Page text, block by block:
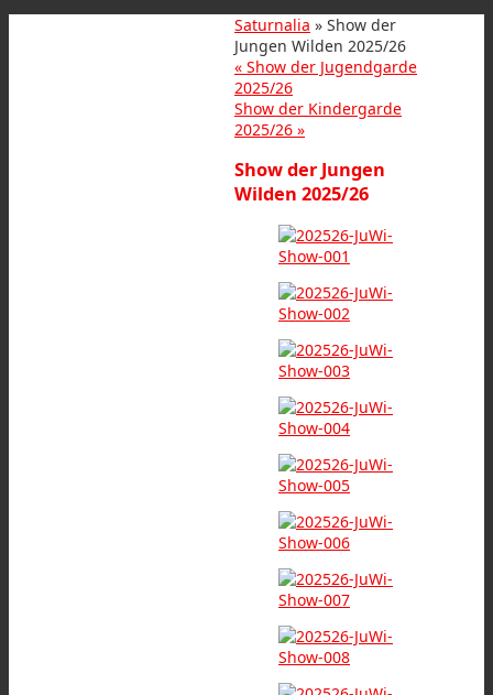
Saturnalia » Show der
Jungen Wilden 2025/26
« Show der Jugendgarde
2025/26
Show der Kindergarde
2025/26 »
Show der Jungen
Wilden 2025/26